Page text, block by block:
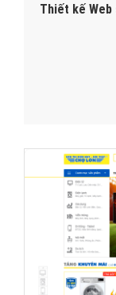
Thiết kế